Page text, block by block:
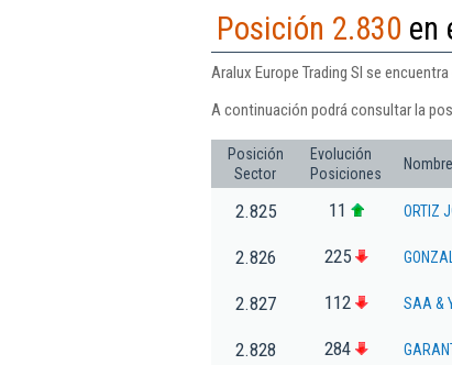
Posición 2.830 en
Aralux Europe Trading Sl se
A continuación podrá consultar la
Posición
Sector
Evolución
Posiciones
2.825 11 ORTIZ
2.826 225
2.827 112 SAA &
2.828 284